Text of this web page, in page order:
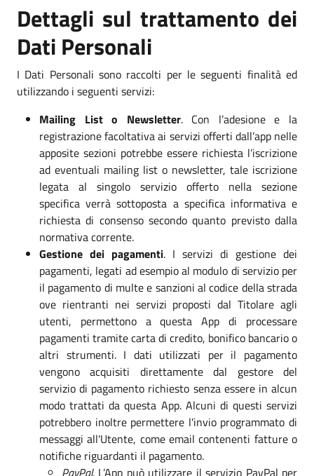
Dettagli sul trattamento dei
Dati Personali
I Dati Personali sono raccolti per le seguenti finalità ed
utilizzando i seguenti servizi:
Mailing List o Newsletter. Con l’adesione e la
registrazione facoltativa ai servizi offerti dall’app nelle
apposite sezioni potrebbe essere richiesta l’iscrizione
ad eventuali mailing list o newsletter, tale iscrizione
legata al singolo servizio offerto nella sezione
specifica verrà sottoposta a specifica informativa e
richiesta di consenso secondo quanto previsto dalla
normativa corrente.
Gestione dei pagamenti. I servizi di gestione dei
pagamenti, legati ad esempio al modulo di servizio per
il pagamento di multe e sanzioni al codice della strada
ove rientranti nei servizi proposti dal Titolare agli
utenti, permettono a questa App di processare
pagamenti tramite carta di credito, bonifico bancario o
altri strumenti. I dati utilizzati per il pagamento
vengono acquisiti direttamente dal gestore del
servizio di pagamento richiesto senza essere in alcun
modo trattati da questa App. Alcuni di questi servizi
potrebbero inoltre permettere l'invio programmato di
messaggi all'Utente, come email contenenti fatture o
notifiche riguardanti il pagamento.
PayPal. L’App può utilizzare il servizio PayPal per